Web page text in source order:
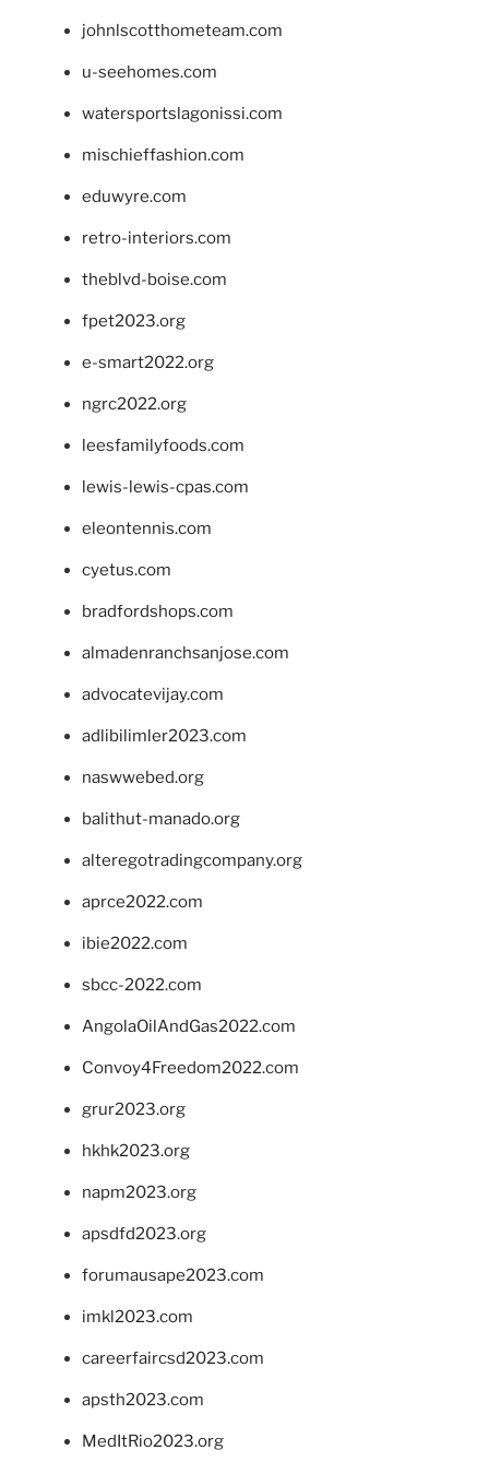
johnlscotthometeam.com
u-seehomes.com
watersportslagonissi.com
mischieffashion.com
eduwyre.com
retro-interiors.com
theblvd-boise.com
fpet2023.org
e-smart2022.org
ngrc2022.org
leesfamilyfoods.com
lewis-lewis-cpas.com
eleontennis.com
cyetus.com
bradfordshops.com
almadenranchsanjose.com
advocatevijay.com
adlibilimler2023.com
naswwebed.org
balithut-manado.org
alteregotradingcompany.org
aprce2022.com
ibie2022.com
sbcc-2022.com
AngolaOilAndGas2022.com
Convoy4Freedom2022.com
grur2023.org
hkhk2023.org
napm2023.org
apsdfd2023.org
forumausape2023.com
imkl2023.com
careerfaircsd2023.com
apsth2023.com
MedItRio2023.org